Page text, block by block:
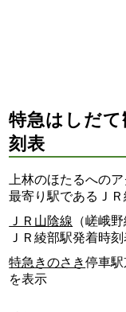
特急はしだ
刻表
上林のほたるへの
最寄り駅であるＪＲ
ＪＲ山陰線 （嵯峨
ＪＲ綾部駅発着時
特急きのさき停車
を表示